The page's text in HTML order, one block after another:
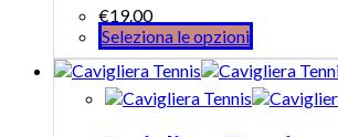
€19.00
Seleziona le opzioni